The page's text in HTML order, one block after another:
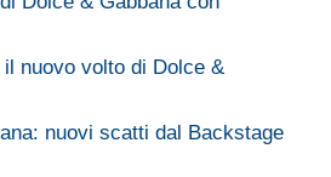
nuovo volto di Dolce &
nuovi scatti dal Backstage